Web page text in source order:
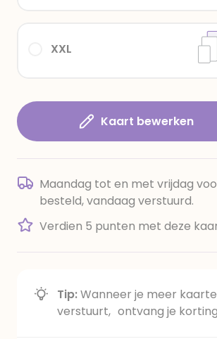
XXL
Kaart bewerken
Maandag tot en met vrijdag
besteld, vandaag verstuurd.
Verdien 5 punten met deze
Tip:Wanneer je meer
verstuurt, ontvang je